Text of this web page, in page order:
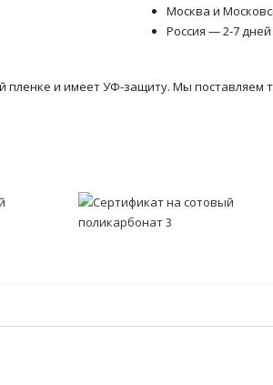
Москва и
Россия — 2-7 дней
и имеет УФ-защиту. Мы поставляем